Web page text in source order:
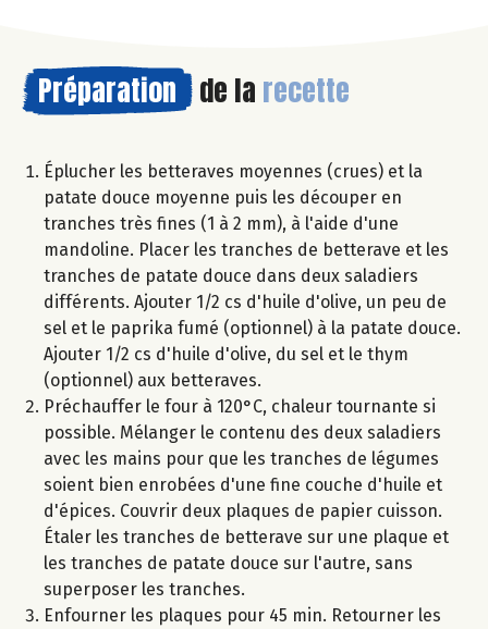
Préparation de la recette
Éplucher les betteraves moyennes (crues) et la
patate douce moyenne puis les découper en
tranches très fines (1 à 2 mm), à l'aide d'une
mandoline. Placer les tranches de betterave et les
tranches de patate douce dans deux saladiers
différents. Ajouter 1/2 cs d'huile d'olive, un peu de
sel et le paprika fumé (optionnel) à la patate douce.
Ajouter 1/2 cs d'huile d'olive, du sel et le thym
(optionnel) aux betteraves.
Préchauffer le four à 120°C, chaleur tournante si
possible. Mélanger le contenu des deux saladiers
avec les mains pour que les tranches de légumes
soient bien enrobées d'une fine couche d'huile et
d'épices. Couvrir deux plaques de papier cuisson.
Étaler les tranches de betterave sur une plaque et
les tranches de patate douce sur l'autre, sans
superposer les tranches.
Enfourner les plaques pour 45 min. Retourner les